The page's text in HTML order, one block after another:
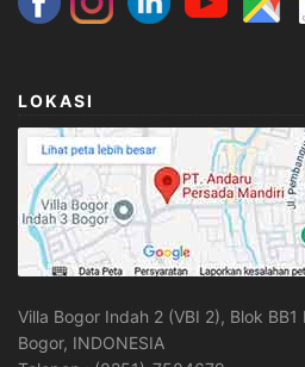
LOKASI
Villa Bogor Indah 2 (VBI 2), Blok
Bogor, INDONESIA